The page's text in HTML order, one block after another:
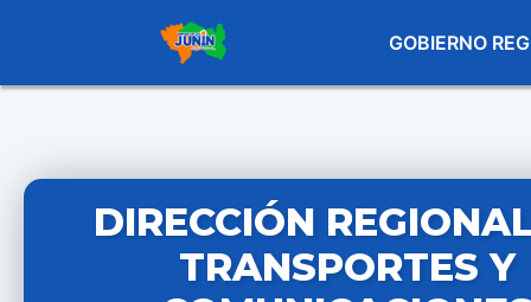
GOBIERNO
DIRECCIÓN
TRANSPORTES Y